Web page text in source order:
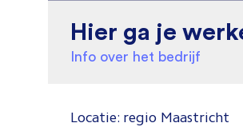
Hier ga je
Info over het bedrijf
Locatie: regio Maastricht